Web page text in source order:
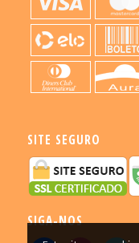
SITE SEGURO
SIGA-NOS